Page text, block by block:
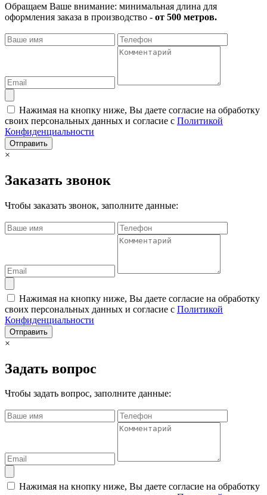
Обращаем Ваше внимание: минимальная длина для
оформления заказа в производство - от 500 метров.
Нажимая на кнопку ниже, Вы даете согласие на обработку
своих персональных данных и согласие с Политикой
Конфиденциальности
Отправить
×
Заказать звонок
Чтобы заказать звонок, заполните данные:
Нажимая на кнопку ниже, Вы даете согласие на обработку
своих персональных данных и согласие с Политикой
Конфиденциальности
Отправить
×
Задать вопрос
Чтобы задать вопрос, заполните данные:
Нажимая на кнопку ниже, Вы даете согласие на обработку